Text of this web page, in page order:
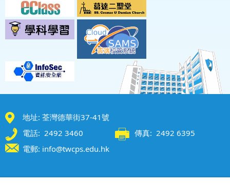
地址: 荃灣德華街37-41號
電話: 2492 3460
傳真: 2492 6395
電郵: info@twcps.edu.hk